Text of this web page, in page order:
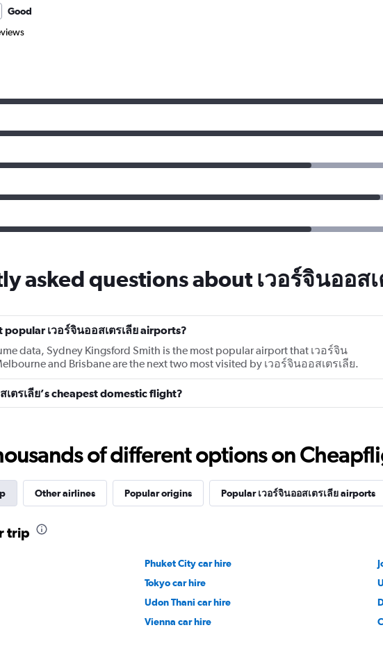
Good
asked questions about เวอร์จินออสเ
popular เวอร์จินออสเตรเลีย airports?
data, Sydney Kingsford Smith is the most popular airport that เวอร์จิน
and Brisbane are the next two most visited by เวอร์จินออสเตรเลีย.
เตรเลีย’s cheapest domestic flight?
of different options on
Other airlines Popular origins Popular เวอร์จินออสเตรเลีย airports
trip
Phuket City car hire
Tokyo car hire
Udon Thani car hire
Vienna car hire